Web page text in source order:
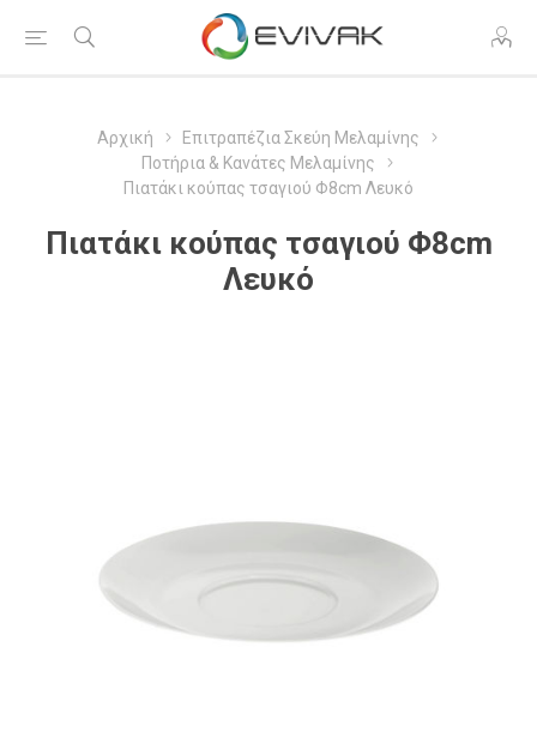
Αρχική
Επιτραπέζια Σκεύη Μελαμίνης
Ποτήρια & Κανάτες Μελαμίνης
Πιατάκι κούπας τσαγιού Φ8cm Λευκό
Πιατάκι κούπας τσαγιού Φ8cm
Λευκό